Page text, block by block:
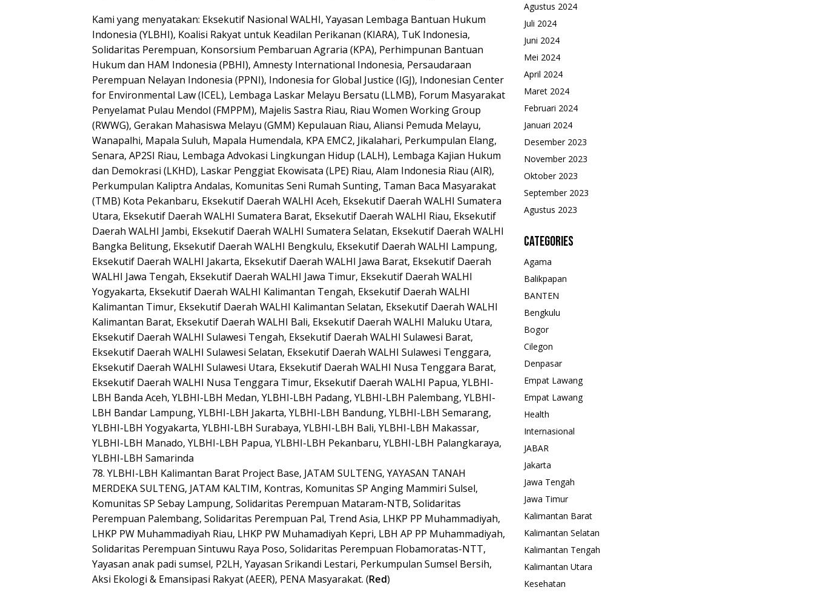
Kami yang menyatakan: Eksekutif Nasional WALHI, Yayasan Lembaga Bantuan Hukum
Indonesia (YLBHI), Koalisi Rakyat untuk Keadilan Perikanan (KIARA), TuK Indonesia,
Solidaritas Perempuan, Konsorsium Pembaruan Agraria (KPA), Perhimpunan Bantuan
Hukum dan HAM Indonesia (PBHI), Amnesty International Indonesia, Persaudaraan
Perempuan Nelayan Indonesia (PPNI), Indonesia for Global Justice (IGJ), Indonesian Center
for Environmental Law (ICEL), Lembaga Laskar Melayu Bersatu (LLMB), Forum Masyarakat
Penyelamat Pulau Mendol (FMPPM), Majelis Sastra Riau, Riau Women Working Group
(RWWG), Gerakan Mahasiswa Melayu (GMM) Kepulauan Riau, Aliansi Pemuda Melayu,
Wanapalhi, Mapala Suluh, Mapala Humendala, KPA EMC2, Jikalahari, Perkumpulan Elang,
Senara, AP2SI Riau, Lembaga Advokasi Lingkungan Hidup (LALH), Lembaga Kajian Hukum
dan Demokrasi (LKHD), Laskar Penggiat Ekowisata (LPE) Riau, Alam Indonesia Riau (AIR),
Perkumpulan Kaliptra Andalas, Komunitas Seni Rumah Sunting, Taman Baca Masyarakat
(TMB) Kota Pekanbaru, Eksekutif Daerah WALHI Aceh, Eksekutif Daerah WALHI Sumatera
Utara, Eksekutif Daerah WALHI Sumatera Barat, Eksekutif Daerah WALHI Riau, Eksekutif
Daerah WALHI Jambi, Eksekutif Daerah WALHI Sumatera Selatan, Eksekutif Daerah WALHI
Bangka Belitung, Eksekutif Daerah WALHI Bengkulu, Eksekutif Daerah WALHI Lampung,
Eksekutif Daerah WALHI Jakarta, Eksekutif Daerah WALHI Jawa Barat, Eksekutif Daerah
WALHI Jawa Tengah, Eksekutif Daerah WALHI Jawa Timur, Eksekutif Daerah WALHI
Yogyakarta, Eksekutif Daerah WALHI Kalimantan Tengah, Eksekutif Daerah WALHI
Kalimantan Timur, Eksekutif Daerah WALHI Kalimantan Selatan, Eksekutif Daerah WALHI
Kalimantan Barat, Eksekutif Daerah WALHI Bali, Eksekutif Daerah WALHI Maluku Utara,
Eksekutif Daerah WALHI Sulawesi Tengah, Eksekutif Daerah WALHI Sulawesi Barat,
Eksekutif Daerah WALHI Sulawesi Selatan, Eksekutif Daerah WALHI Sulawesi Tenggara,
Eksekutif Daerah WALHI Sulawesi Utara, Eksekutif Daerah WALHI Nusa Tenggara Barat,
Eksekutif Daerah WALHI Nusa Tenggara Timur, Eksekutif Daerah WALHI Papua, YLBHI-
LBH Banda Aceh, YLBHI-LBH Medan, YLBHI-LBH Padang, YLBHI-LBH Palembang, YLBHI-
LBH Bandar Lampung, YLBHI-LBH Jakarta, YLBHI-LBH Bandung, YLBHI-LBH Semarang,
YLBHI-LBH Yogyakarta, YLBHI-LBH Surabaya, YLBHI-LBH Bali, YLBHI-LBH Makassar,
YLBHI-LBH Manado, YLBHI-LBH Papua, YLBHI-LBH Pekanbaru, YLBHI-LBH Palangkaraya,
YLBHI-LBH Samarinda
78. YLBHI-LBH Kalimantan Barat Project Base, JATAM SULTENG, YAYASAN TANAH
MERDEKA SULTENG, JATAM KALTIM, Kontras, Komunitas SP Anging Mammiri Sulsel,
Komunitas SP Sebay Lampung, Solidaritas Perempuan Mataram-NTB, Solidaritas
Perempuan Palembang, Solidaritas Perempuan Pal, Trend Asia, LHKP PP Muhammadiyah,
LHKP PW Muhammadiyah Riau, LHKP PW Muhamadiyah Kepri, LBH AP PP Muhammadiyah,
Solidaritas Perempuan Sintuwu Raya Poso, Solidaritas Perempuan Flobamoratas-NTT,
Yayasan anak padi sumsel, P2LH, Yayasan Srikandi Lestari, Perkumpulan Sumsel Bersih,
Aksi Ekologi & Emansipasi Rakyat (AEER), PENA Masyarakat. (Red)
Agustus 2024
Juli 2024
Juni 2024
Mei 2024
April 2024
Maret 2024
Februari 2024
Januari 2024
Desember 2023
November 2023
Oktober 2023
September 2023
Agustus 2023
Categories
Agama
Balikpapan
BANTEN
Bengkulu
Bogor
Cilegon
Denpasar
Empat Lawang
Empat Lawang
Health
Internasional
JABAR
Jakarta
Jawa Tengah
Jawa Timur
Kalimantan Barat
Kalimantan Selatan
Kalimantan Tengah
Kalimantan Utara
Kesehatan